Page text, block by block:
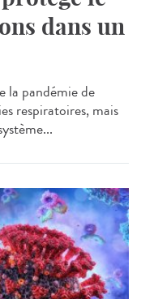
dans un
la pandémie de
respiratoires, mais